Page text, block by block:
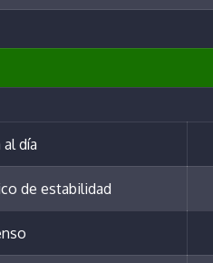
día
de estabilidad